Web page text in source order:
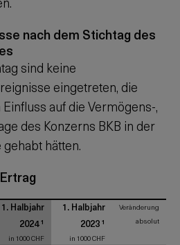
nach dem Stichtag des
sind keine
eingetreten, die
auf die Vermögens-,
des Konzerns BKB in der
hätten.
1. Halbjahr
2024 1
in 1000 CHF
1. Halbjahr
2023 1
in 1000 CHF
Veränderung
absolut